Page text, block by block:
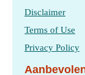
Disclaimer
Terms of Use
Privacy Policy